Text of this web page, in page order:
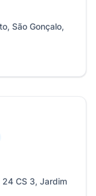
São Gonçalo,
24 CS 3, Jardim